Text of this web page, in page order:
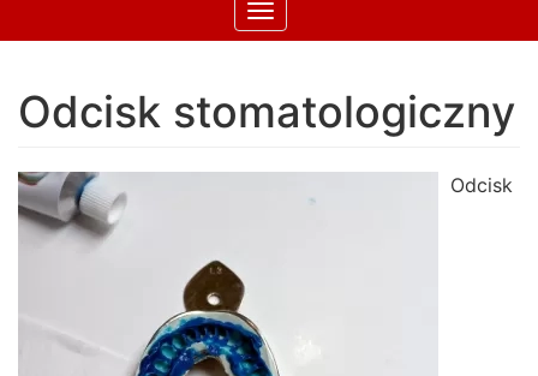
Toggle
navigation
Odcisk stomatologiczny
Odcisk